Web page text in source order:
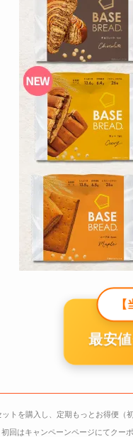
最安
トを購入し、定期もっとお得便
回はキャンペーンページにてク